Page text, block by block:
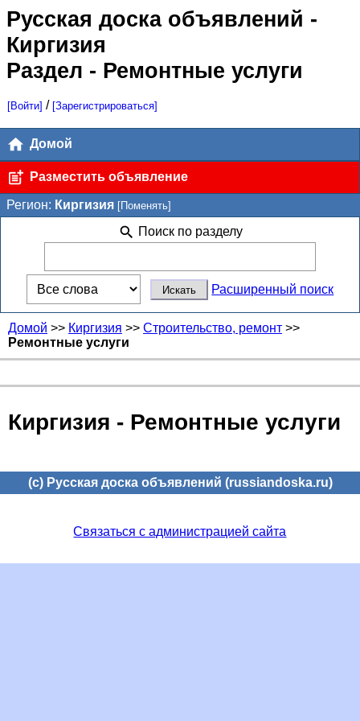
Русская доска объявлений -
Киргизия
Раздел - Ремонтные услуги
[Войти] / [Зарегистрироваться]
Домой
Разместить объявление
Регион: Киргизия [Поменять]
Поиск по разделу
Расширенный поиск
Домой >> Киргизия >> Строительство, ремонт >>
Ремонтные услуги
Киргизия - Ремонтные услуги
(c) Русская доска объявлений (russiandoska.ru)
Связаться с администрацией сайта